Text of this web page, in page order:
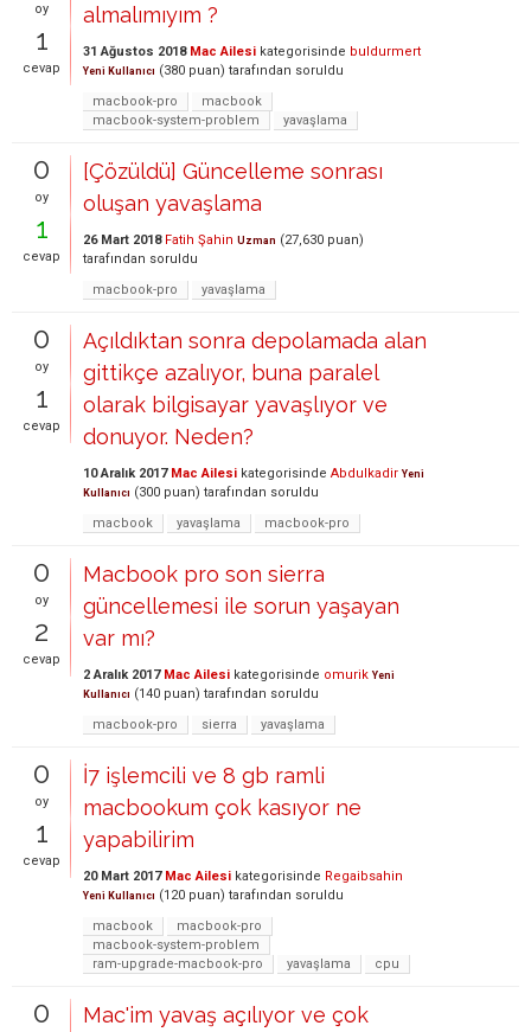
oy
1
cevap
almalımıyım ?
31 Ağustos 2018 Mac Ailesi kategorisinde buldurmert
Yeni Kullanıcı (380 puan) tarafından soruldu
macbook-pro
macbook
macbook-system-problem
yavaşlama
0
oy
1
cevap
[Çözüldü] Güncelleme sonrası
oluşan yavaşlama
26 Mart 2018 Fatih Şahin Uzman (27,630 puan)
tarafından soruldu
macbook-pro
yavaşlama
0
oy
1
cevap
Açıldıktan sonra depolamada alan
gittikçe azalıyor, buna paralel
olarak bilgisayar yavaşlıyor ve
donuyor. Neden?
10 Aralık 2017 Mac Ailesi kategorisinde Abdulkadir Yeni
Kullanıcı (300 puan) tarafından soruldu
macbook
yavaşlama macbook-pro
0
oy
2
cevap
Macbook pro son sierra
güncellemesi ile sorun yaşayan
var mı?
2 Aralık 2017 Mac Ailesi kategorisinde omurik Yeni
Kullanıcı (140 puan) tarafından soruldu
macbook-pro
sierra yavaşlama
0
oy
1
cevap
İ7 işlemcili ve 8 gb ramli
macbookum çok kasıyor ne
yapabilirim
20 Mart 2017 Mac Ailesi kategorisinde Regaibsahin
Yeni Kullanıcı (120 puan) tarafından soruldu
macbook
macbook-pro
macbook-system-problem
ram-upgrade-macbook-pro
yavaşlama cpu
0
Mac'im yavaş açılıyor ve çok